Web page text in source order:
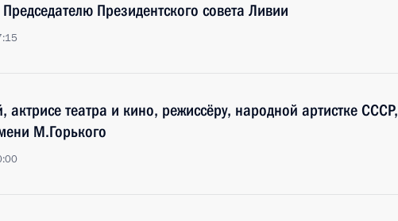
Президентского совета Ливии
актрисе театра и кино, режиссёру, народной артистке СССР,
М.Горького